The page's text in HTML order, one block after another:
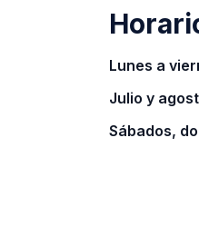
Lunes a
Julio y
Sábados,